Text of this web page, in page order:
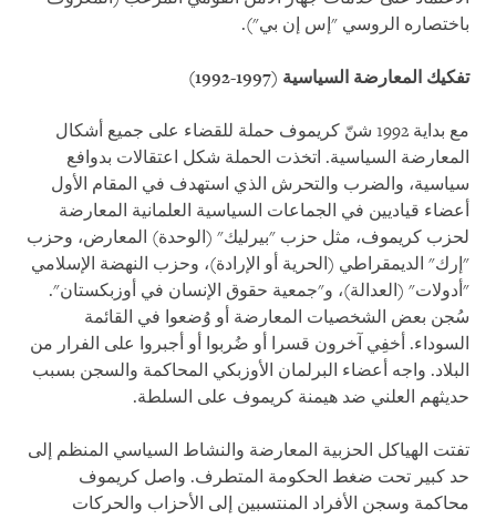
باختصاره الروسي "إس إن بي").
تفكيك المعارضة السياسية (1992-1997)
مع بداية 1992 شنّ كريموف حملة للقضاء على جميع أشكال
المعارضة السياسية. اتخذت الحملة شكل اعتقالات بدوافع
سياسية، والضرب والتحرش الذي استهدف في المقام الأول
أعضاء قياديين في الجماعات السياسية العلمانية المعارضة
لحزب كريموف، مثل حزب "بيرليك" (الوحدة) المعارض، وحزب
"إرك" الديمقراطي (الحرية أو الإرادة)، وحزب النهضة الإسلامي
"أدولات" (العدالة)، و"جمعية حقوق الإنسان في أوزبكستان".
سُجن بعض الشخصيات المعارضة أو وُضعوا في القائمة
السوداء. أخفِي آخرون قسرا أو ضُربوا أو أجبروا على الفرار من
البلاد. واجه أعضاء البرلمان الأوزبكي المحاكمة والسجن بسبب
حديثهم العلني ​​ضد هيمنة كريموف على السلطة.
تفتت الهياكل الحزبية المعارضة والنشاط السياسي المنظم إلى
حد كبير تحت ضغط الحكومة المتطرف. واصل كريموف
محاكمة وسجن الأفراد المنتسبين إلى الأحزاب والحركات